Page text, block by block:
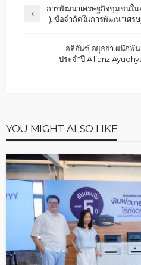
การพัฒนาเศรษฐกิจชุมชนใ
1): ข้อจำกัดในการพัฒนาเศร
อลิอันซ์ อยุธยา ผนึกพั
ประจำปี Allianz
YOU MIGHT ALSO LIKE